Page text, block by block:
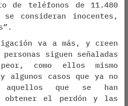
de teléfonos de 11.480
se consideran inocentes,
va a más, y creen
siguen señaladas
como ellos mismo
algunos casos que ya no
aquellos que se han
obtener el perdón y las